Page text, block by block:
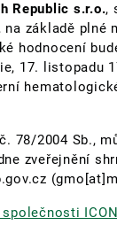
Republic s.r.o.,
na základě plné
hodnocení
17. listopadu
78/2004 Sb.,
zveřejnění